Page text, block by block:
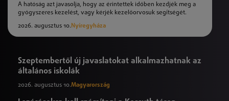
A hatóság azt javasolja, hogy az érintettek időben kezdjék meg a
gyógyszeres kezelést, vagy kérjék kezelőorvosuk segítségét.
2026. augusztus 10. Nyíregyháza
Szeptembertől új javaslatokat alkalmazhatnak az
általános iskolák
2026. augusztus 10.Magyarország